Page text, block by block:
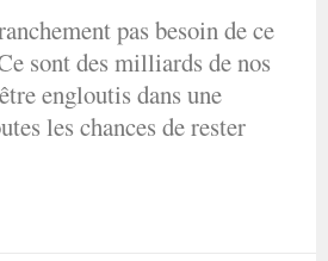
pas besoin de ce
sont des milliards de nos
engloutis dans une
les chances de rester